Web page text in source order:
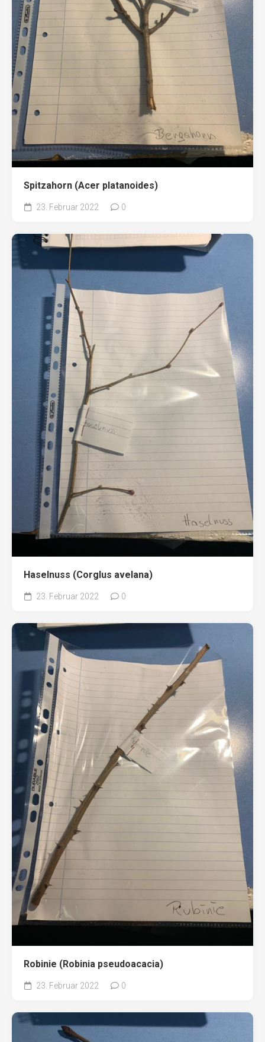
Spitzahorn (Acer platanoides)
23. Februar 2022 0
Haselnuss (Corglus avelana)
23. Februar 2022 0
Robinie (Robinia pseudoacacia)
23. Februar 2022 0